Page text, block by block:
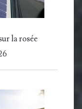
la rosée